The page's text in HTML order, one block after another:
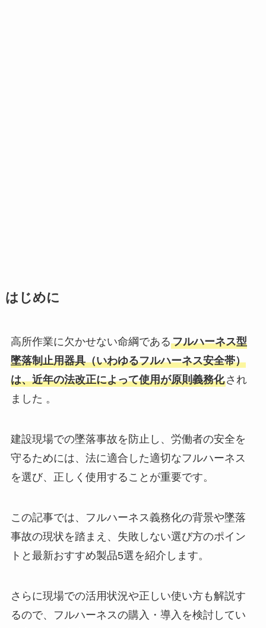
はじめに
高所作業に欠かせない命綱であるフルハーネス型
墜落制止用器具（いわゆるフルハーネス安全帯）
は、近年の法改正によって使用が原則義務化され
ました 。
建設現場での墜落事故を防止し、労働者の安全を
守るためには、法に適合した適切なフルハーネス
を選び、正しく使用することが重要です。
この記事では、フルハーネス義務化の背景や墜落
事故の現状を踏まえ、失敗しない選び方のポイン
トと最新おすすめ製品5選を紹介します。
さらに現場での活用状況や正しい使い方も解説す
るので、フルハーネスの購入・導入を検討してい